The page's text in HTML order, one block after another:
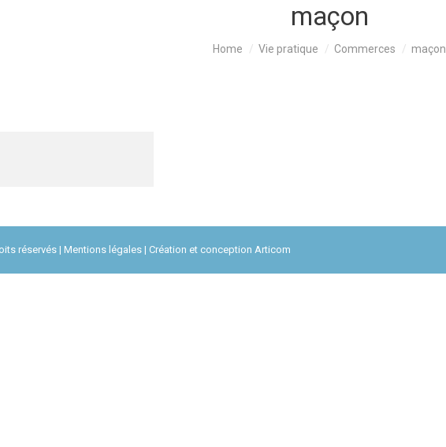
maçon
Home Vie pratique Commerces maçon
réservés | Mentions légales | Création et conception Articom